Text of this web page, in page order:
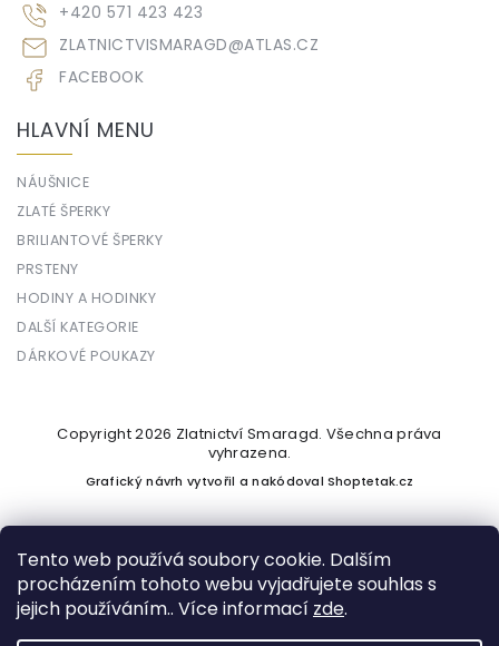
Tento web používá soubory cookie. Dalším
procházením tohoto webu vyjadřujete souhlas s
jejich používáním.. Více informací zde.
ZLATNICTVISMARAGD@ATLAS.CZ
+420 571 423 423
FACEBOOK
HLAVNÍ MENU
NÁUŠNICE
ZLATÉ ŠPERKY
BRILIANTOVÉ ŠPERKY
PRSTENY
HODINY A HODINKY
DALŠÍ KATEGORIE
DÁRKOVÉ POUKAZY
Vytvořil Shoptet
Copyright 2026 Zlatnictví Smaragd. Všechna práva
vyhrazena.
Grafický návrh vytvořil a nakódovalShoptetak.cz